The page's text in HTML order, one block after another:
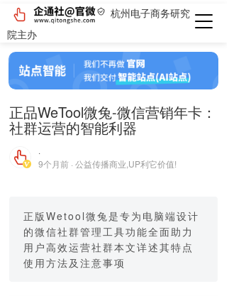
杭州电子商务研究
院主办
正品WeTool微兔-微信营销年卡：
社群运营的智能利器
·
9个月前 · 公益传播商业,UP利它价值!
正版Wetool微兔是专为电脑端设计
的微信社群管理工具功能全面助力
用户高效运营社群本文详述其特点
使用方法及注意事项